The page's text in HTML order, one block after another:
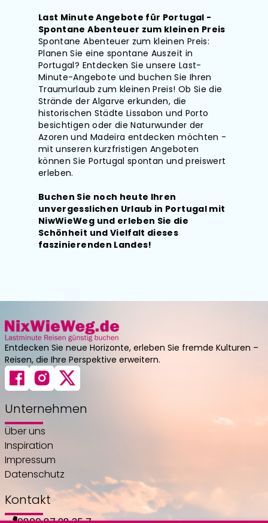
Last Minute Angebote für Portugal -
Spontane Abenteuer zum kleinen Preis
Spontane Abenteuer zum kleinen Preis:
Planen Sie eine spontane Auszeit in
Portugal? Entdecken Sie unsere Last-
Minute-Angebote und buchen Sie Ihren
Traumurlaub zum kleinen Preis! Ob Sie die
Strände der Algarve erkunden, die
historischen Städte Lissabon und Porto
besichtigen oder die Naturwunder der
Azoren und Madeira entdecken möchten -
mit unseren kurzfristigen Angeboten
können Sie Portugal spontan und preiswert
erleben.
Buchen Sie noch heute Ihren
unvergesslichen Urlaub in Portugal mit
NiwWieWeg und erleben Sie die
Schönheit und Vielfalt dieses
faszinierenden Landes!
Entdecken Sie neue Horizonte, erleben Sie fremde Kulturen –
Reisen, die Ihre Perspektive erweitern.
Unternehmen
Über uns
Inspiration
Impressum
Datenschutz
Kontakt